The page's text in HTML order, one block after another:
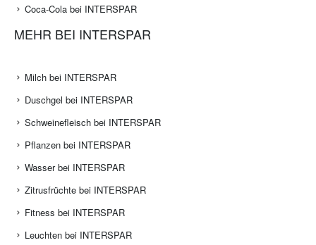
Coca-Cola bei INTERSPAR
MEHR BEI INTERSPAR
Milch bei INTERSPAR
Duschgel bei INTERSPAR
Schweinefleisch bei INTERSPAR
Pflanzen bei INTERSPAR
Wasser bei INTERSPAR
Zitrusfrüchte bei INTERSPAR
Fitness bei INTERSPAR
Leuchten bei INTERSPAR